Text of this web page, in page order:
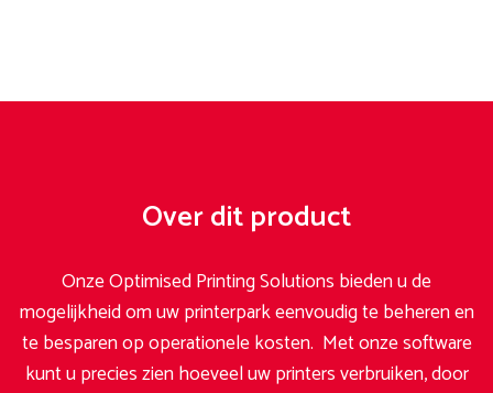
Over dit product
Onze Optimised Printing Solutions bieden u de
mogelijkheid om uw printerpark eenvoudig te beheren en
te besparen op operationele kosten. Met onze software
kunt u precies zien hoeveel uw printers verbruiken, door